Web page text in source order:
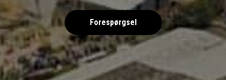
Forespørgsel